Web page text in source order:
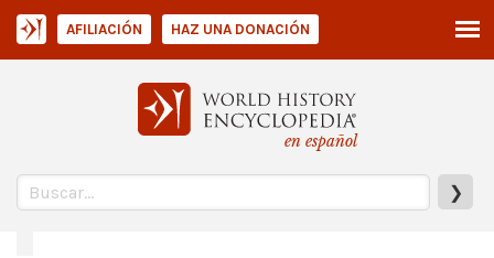
en español
❯
AFILIACIÓN HAZ UNA DONACIÓN